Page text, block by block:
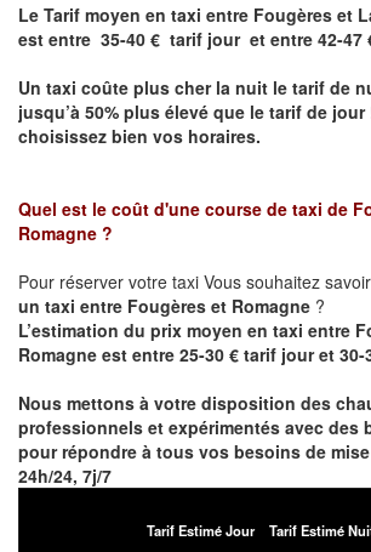
Le Tarif moyen en taxi entre Fougères et
est entre 35-40 € tarif jour et entre 42-47
Un taxi coûte plus cher la nuit le tarif de
jusqu’à 50% plus élevé que le tarif de
choisissez bien vos horaires.
Quel est le coût d'une course de taxi de
Romagne ?
Pour réserver votre taxi Vous souhaitez savoir
un taxi entre Fougères et Romagne ?
L’estimation du prix moyen en taxi entre
Romagne est entre 25-30 € tarif jour et
Nous mettons à votre disposition des
professionnels et expérimentés avec des
pour répondre à tous vos besoins de
24h/24, 7j/7
Tarif Estimé Jour Tarif Estimé